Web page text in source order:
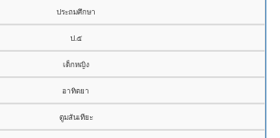
ประถมศึกษา
ป.๕
เด็กหญิง
อาทิตยา
ตูมสันเทียะ